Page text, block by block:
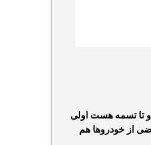
تا تسمه هست اولی
از خودروها هم